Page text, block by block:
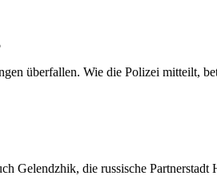
überfallen. Wie die Polizei mitteilt,
Gelendzhik, die russische